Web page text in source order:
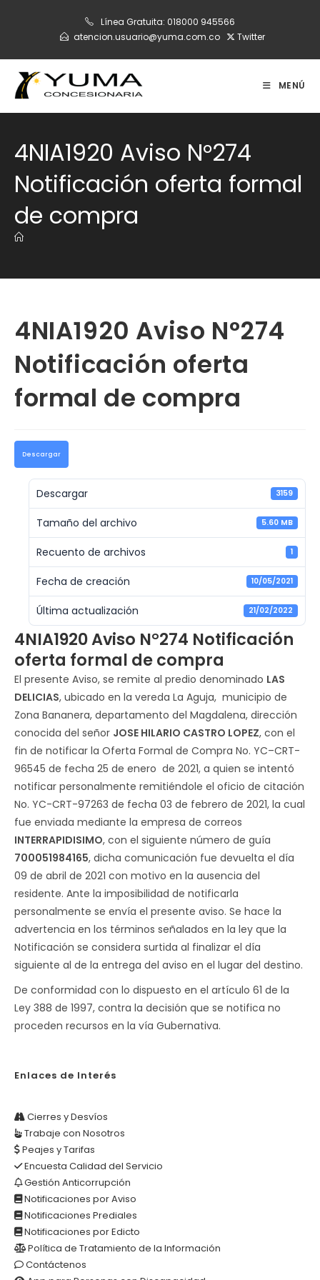
Línea Gratuita: 018000 945566
atencion.usuario@yuma.com.co
Twitter
MENÚ
4NIA1920 Aviso N°274
Notificación oferta formal
de compra
4NIA1920 Aviso N°274
Notificación oferta
formal de compra
Descargar
Descargar 3159
Tamaño del archivo 5.60 MB
Recuento de archivos 1
Fecha de creación 10/05/2021
Última actualización 21/02/2022
4NIA1920 Aviso N°274 Notificación
oferta formal de compra
El presente Aviso, se remite al predio denominado LAS
DELICIAS, ubicado en la vereda La Aguja, municipio de
Zona Bananera, departamento del Magdalena, dirección
conocida del señor JOSE HILARIO CASTRO LOPEZ, con el
fin de notificar la Oferta Formal de Compra No. YC–CRT-
96545 de fecha 25 de enero de 2021, a quien se intentó
notificar personalmente remitiéndole el oficio de citación
No. YC-CRT-97263 de fecha 03 de febrero de 2021, la cual
fue enviada mediante la empresa de correos
INTERRAPIDISIMO, con el siguiente número de guía
700051984165, dicha comunicación fue devuelta el día
09 de abril de 2021 con motivo en la ausencia del
residente. Ante la imposibilidad de notificarla
personalmente se envía el presente aviso. Se hace la
advertencia en los términos señalados en la ley que la
Notificación se considera surtida al finalizar el día
siguiente al de la entrega del aviso en el lugar del destino.
De conformidad con lo dispuesto en el artículo 61 de la
Ley 388 de 1997, contra la decisión que se notifica no
proceden recursos en la vía Gubernativa.
Enlaces de Interés
Cierres y Desvíos
Trabaje con Nosotros
Peajes y Tarifas
Encuesta Calidad del Servicio
Gestión Anticorrupción
Notificaciones por Aviso
Notificaciones Prediales
Notificaciones por Edicto
Política de Tratamiento de la Información
Contáctenos